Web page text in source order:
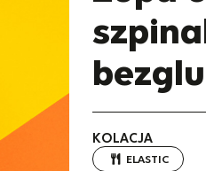
KOLACJA
ELASTIC